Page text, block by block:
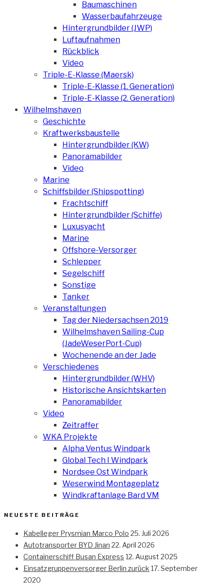
Baumaschinen
Wasserbaufahrzeuge
Hintergrundbilder (JWP)
Luftaufnahmen
Rückblick
Video
Triple-E-Klasse (Maersk)
Triple-E-Klasse (1. Generation)
Triple-E-Klasse (2. Generation)
Wilhelmshaven
Geschichte
Kraftwerksbaustelle
Hintergrundbilder (KW)
Panoramabilder
Video
Marine
Schiffsbilder (Shipspotting)
Frachtschiff
Hintergrundbilder (Schiffe)
Luxusyacht
Marine
Offshore-Versorger
Schlepper
Segelschiff
Sonstige
Tanker
Veranstaltungen
Tag der Niedersachsen 2019
Wilhelmshaven Sailing-Cup
(JadeWeserPort-Cup)
Wochenende an der Jade
Verschiedenes
Hintergrundbilder (WHV)
Historische Ansichtskarten
Panoramabilder
Video
Zeitraffer
WKA Projekte
Alpha Ventus Windpark
Global Tech I Windpark
Nordsee Ost Windpark
Weserwind Montageplatz
Windkraftanlage Bard VM
NEUESTE BEITRÄGE
Kabelleger Prysmian Marco Polo 25. Juli 2026
Autotransporter BYD Jinan 22. April 2026
Containerschiff Busan Express 12. August 2025
Einsatzgruppenversorger Berlin zurück 17. September
2020